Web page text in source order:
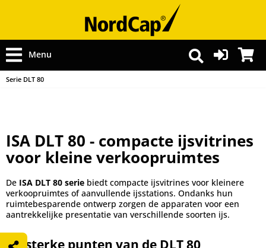
Menu
Serie DLT 80
ISA DLT 80 - compacte ijsvitrines
voor kleine verkoopruimtes
De ISA DLT 80 serie biedt compacte ijsvitrines voor kleinere
verkoopruimtes of aanvullende ijsstations. Ondanks hun
ruimtebesparende ontwerp zorgen de apparaten voor een
aantrekkelijke presentatie van verschillende soorten ijs.
De sterke punten van de DLT 80